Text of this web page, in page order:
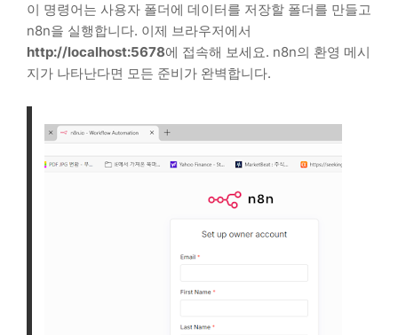
이 명령어는 사용자 폴더에 데이터를 저장할 폴더를 만들고
n8n을 실행합니다. 이제 브라우저에서
http://localhost:5678에 접속해 보세요. n8n의 환영 메시
지가 나타난다면 모든 준비가 완벽합니다.